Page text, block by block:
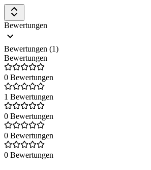
Bewertungen
Bewertungen (1)
Bewertungen
0 Bewertungen
1 Bewertungen
0 Bewertungen
0 Bewertungen
0 Bewertungen